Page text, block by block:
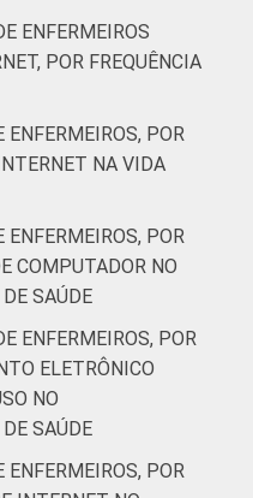
31 a 40
mais
42
em maio de 2015.
acesse
cetic-br-informa-
da-pesquisa-tic-
com acesso a
de saúde.
Dados coletados
e agosto de 2013.
aos profissionais que
o dado, apesar de
ENFERMEIROS
POR FREQUÊNCIA
ENFERMEIROS, POR
NA VIDA
ENFERMEIROS, POR
COMPUTADOR NO
SAÚDE
ENFERMEIROS, POR
ELETRÔNICO
NO
SAÚDE
ENFERMEIROS, POR